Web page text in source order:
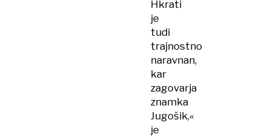
Hkrati
je
tudi
trajnostno
naravnan,
kar
zagovarja
znamka
Jugošik,«
je